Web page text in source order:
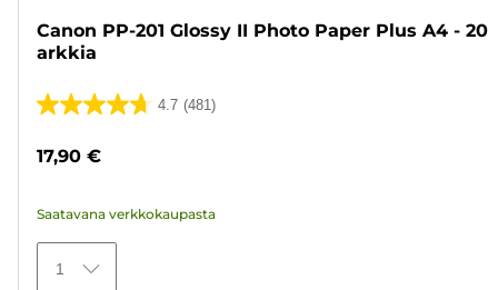
Canon PP-201 Glossy II Photo Paper Plus A4 - 20
arkkia
4.7 (481)
4.7/5
481
17,90 €
Saatavana verkkokaupasta
1